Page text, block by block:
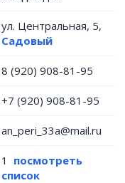
ул. Центральная, 5,
Садовый
8 (920) 908-81-95
+7 (920) 908-81-95
an_peri_33a@mail.ru
1 посмотреть
список